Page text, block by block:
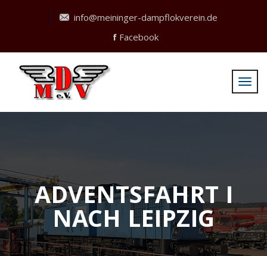
info@meininger-dampflokverein.de
f Facebook
ADVENTSFAHRT I
NACH LEIPZIG